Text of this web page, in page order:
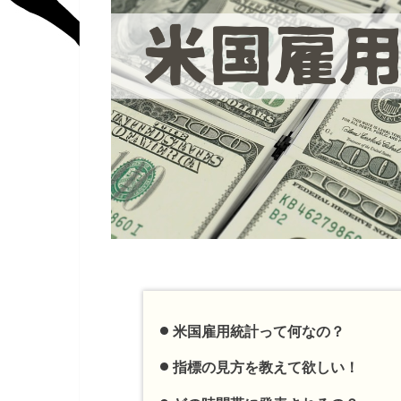
米国雇用統計って何なの？
指標の見方を教えて欲しい！